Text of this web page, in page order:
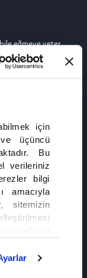
için
üçüncü
Bu
verileriniz
bilgi
amacıyla
sitemizin
eğmeye yeter.
belki, lakin özü